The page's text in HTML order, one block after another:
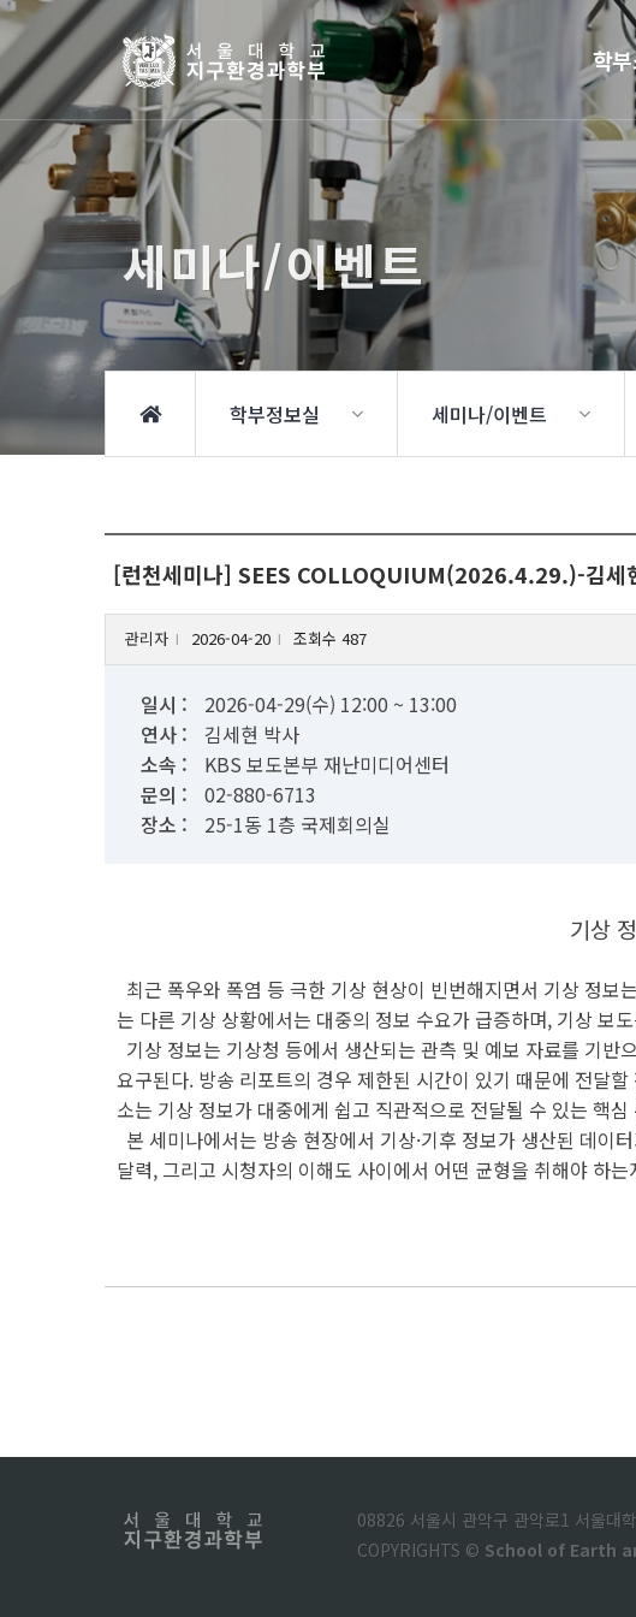
학
세미나/이벤트
학부정보실 세미나/이벤트
[런천세미나] SEES COLLOQUIUM(2026.4.29.)-김세
관리자 2026-04-20 조회수 487
일시 :
2026-04-29(수) 12:00 ~ 13:00
연사 :
김세현 박사
소속 :
KBS 보도본부 재난미디어센터
문의 :
02-880-6713
장소 :
25-1동 1층 국제회의실
기상
최근 폭우와 폭염 등 극한 기상 현상이 빈번해지면서 기상 정
는 다른 기상 상황에서는 대중의 정보 수요가 급증하며, 기상 보
기상 정보는 기상청 등에서 생산되는 관측 및 예보 자료를 기반
요구된다. 방송 리포트의 경우 제한된 시간이 있기 때문에 전달
소는 기상 정보가 대중에게 쉽고 직관적으로 전달될 수 있는 핵
본 세미나에서는 방송 현장에서 기상·기후 정보가 생산된 데
달력, 그리고 시청자의 이해도 사이에서 어떤 균형을 취해야 하
08826 서울시 관악구 관악로1 서울대
COPYRIGHTS © School of Earth